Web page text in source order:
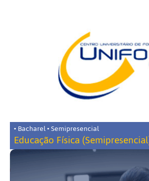
• Bacharel • Semipresencial
Educação Física